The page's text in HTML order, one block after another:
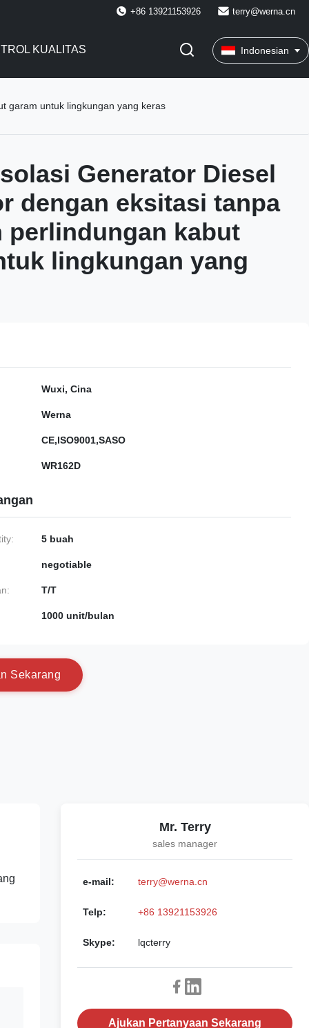
+86 13921153926 terry@werna.cn
KUALITAS Indonesian
garam untuk lingkungan yang keras
Generator Diesel
dengan eksitasi tanpa
perlindungan kabut
lingkungan yang
Wuxi, Cina
Werna
CE,ISO9001,SASO
WR162D
5 buah
negotiable
T/T
1000 unit/bulan
n Sekarang
Mr. Terry
sales manager
e-mail: terry@werna.cn
Telp: +86 13921153926
Skype: lqcterry
Ajukan Pertanyaan Sekarang